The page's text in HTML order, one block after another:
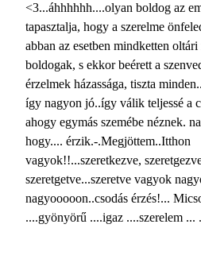
<3...áhhhhhh....olyan boldog az
tapasztalja, hogy a szerelme
abban az esetben mindketten
boldogak, s ekkor beérett a
érzelmek házassága, tiszta
így nagyon jó..így válik teljessé a
ahogy egymás szemébe néznek.
hogy.... érzik.-.Megjöttem..Itthon
vagyok!!...szeretkezve,
szeretgetve...szeretve vagyok
nagyooooon..csodás érzés!...
....gyönyörű ....igaz ....szerelem ...